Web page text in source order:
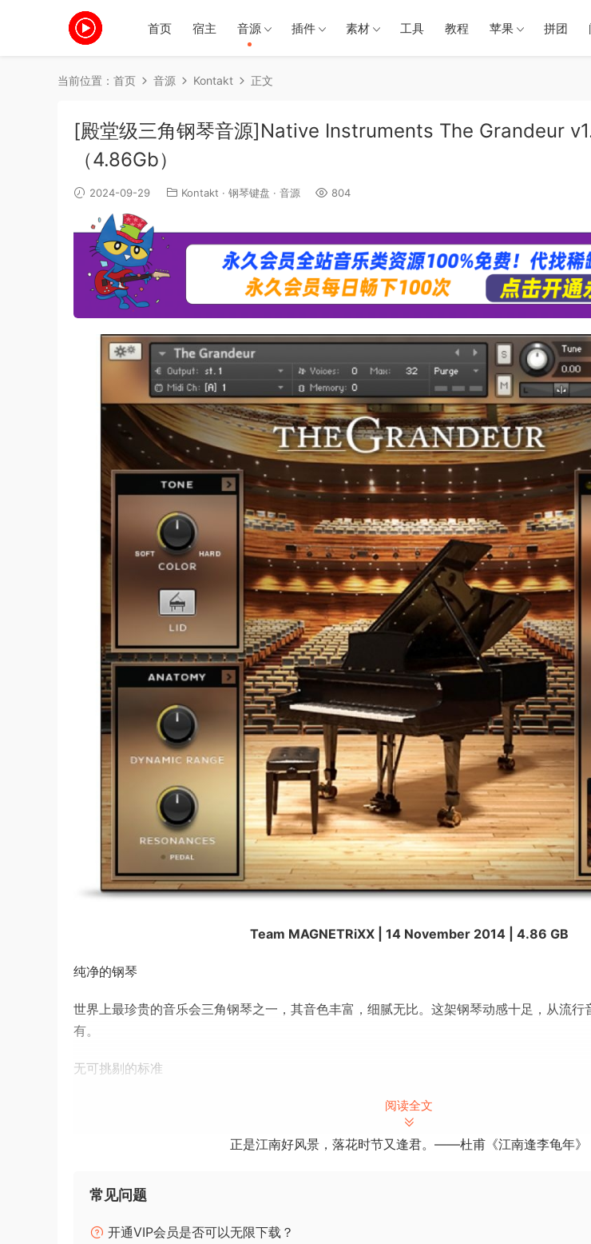
首页 宿主 音源 插件 素材 工具 教程 苹果 拼团
当前位置： 首页 音源 Kontakt 正文
[殿堂级三角钢琴音源]Native Instruments The Grandeur
（4.86Gb）
2024-09-29 Kontakt · 钢琴键盘 · 音源 804
Team MAGNETRiXX | 14 November 2014 | 4.86 GB
纯净的钢琴
世界上最珍贵的音乐会三角钢琴之一，其音色丰富，细腻无比。这架钢琴动感十足，从流行
有。
无可挑剔的标准
THE GRANDEUR 以清脆、洪亮的细节将心爱的音乐会三角钢琴带入生活。即使在最安静的
能产生明亮、柔滑的高音和轰鸣、饱满的低音，其高端音质非常适合主流流行音乐、爵士乐
THE GRANDEUR 拥有广泛的调整选项，是所有现代作品的完美选择。控制踏板、阻尼器、
用 Color 旋钮调整音色。转动 Dynamic 旋钮更改动态范围。Lid 控制器可调节亮度。内置
阅读全文
正是江南好风景，落花时节又逢君。——杜甫《江南逢李龟年》
常见问题
开通VIP会员是否可以无限下载？